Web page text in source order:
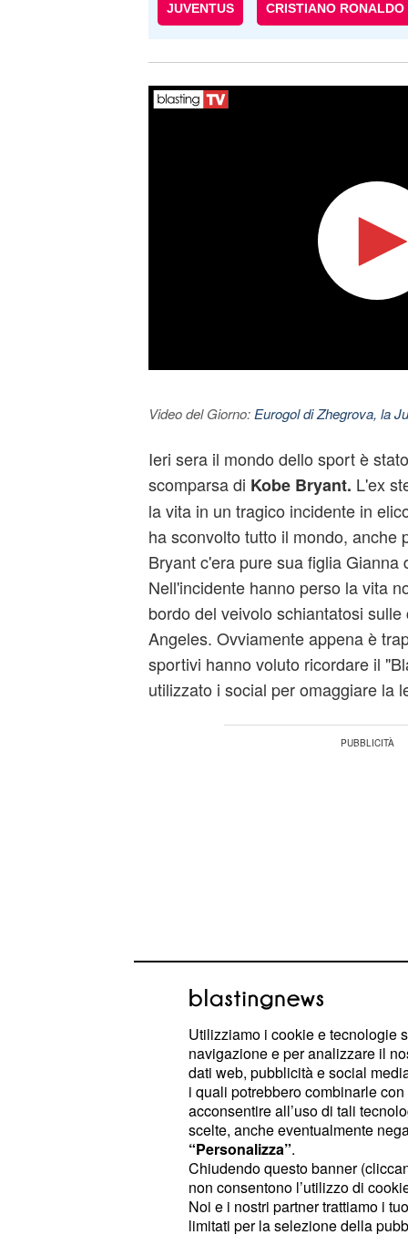
JUVENTUS CRISTIANO RONALDO
Video del Giorno: Eurogol di Zhegrova, la
Ieri sera il mondo dello sport è
scomparsa di Kobe Bryant. L'ex
la vita in un tragico incidente in
ha sconvolto tutto il mondo, anche
Bryant c'era pure sua figlia Gianna
Nell'incidente hanno perso la vita
bordo del veivolo schiantatosi
Angeles. Ovviamente appena è
sportivi hanno voluto ricordare il
utilizzato i social per omaggiare la
Fra i tanti messaggi di cordoglio
dei giocatori dellaJuventuse in
Ronaldo, con un post su
la scomparsa di Kobe Bryant.
I giocatori della
Kobe Bryant
Utilizziamo i cookie e tecnologie
navigazione e per analizzare il
dati web, pubblicità e social
i quali potrebbero combinarle
acconsentire all’uso di tali
scelte, anche eventualmente
“Personalizza”.
Chiudendo questo banner
non consentono l’utilizzo di
Noi e i nostri partner trattiamo i
limitati per la selezione della